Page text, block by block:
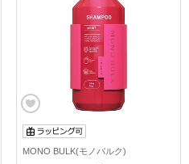
MONO BULK(モノバルク)